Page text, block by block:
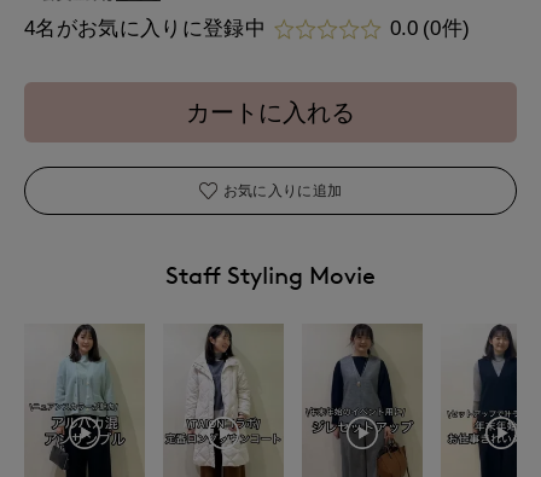
4名がお気に入りに登録中 0.0 (0件)
カートに入れる
お気に入りに追加
Staff Styling Movie